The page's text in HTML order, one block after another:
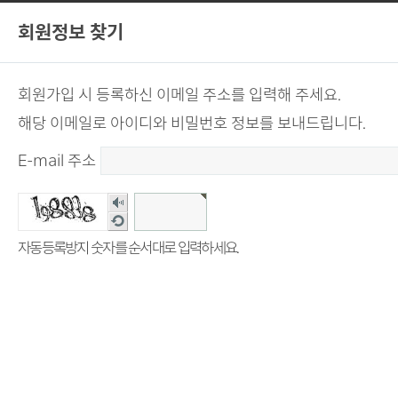
회원정보 찾기
회원가입 시 등록하신 이메일 주소를 입력해 주세요.
해당 이메일로 아이디와 비밀번호 정보를 보내드립니다.
E-mail 주소
숫
자
음
성
새
로
고
자동등록방지 숫자를 순서대로 입력하세요.